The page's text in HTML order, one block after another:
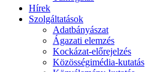
Hírek
Szolgáltatások
Adatbányászat
Ágazati elemzés
Kockázat-előrejelzés
Közösségimédia-kutatás